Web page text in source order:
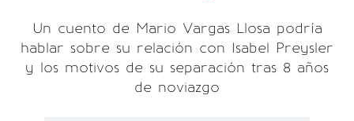
Un cuento de Mario Vargas Llosa podría
hablar sobre su relación con Isabel Preysler
y los motivos de su separación tras 8 años
de noviazgo